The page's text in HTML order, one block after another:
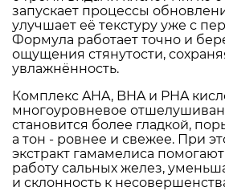
запускает процессы
улучшает её текстуру уже с
Формула работает точно и
ощущения стянутости,
увлажнённость.
Комплекс AHA, BHA и PHA
многоуровневое
становится более гладкой,
а тон - ровнее и свежее. При
экстракт гамамелиса
работу сальных желез,
и склонность к